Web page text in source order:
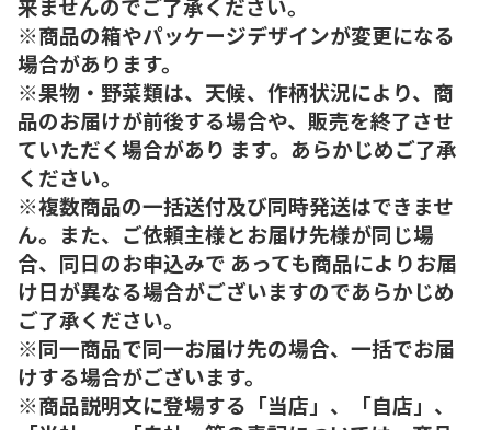
来ませんのでご了承ください。
※商品の箱やパッケージデザインが変更になる
場合があります。
※果物・野菜類は、天候、作柄状況により、商
品のお届けが前後する場合や、販売を終了させ
ていただく場合があり ます。あらかじめご了承
ください。
※複数商品の一括送付及び同時発送はできませ
ん。また、ご依頼主様とお届け先様が同じ場
合、同日のお申込みで あっても商品によりお届
け日が異なる場合がございますのであらかじめ
ご了承ください。
※同一商品で同一お届け先の場合、一括でお届
けする場合がございます。
※商品説明文に登場する「当店」、「自店」、